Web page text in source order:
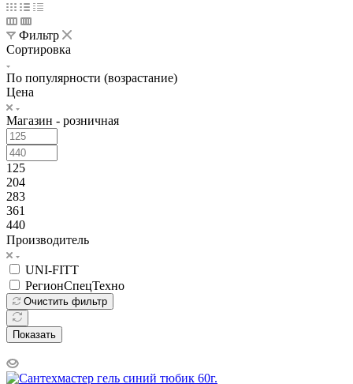
Фильтр
Сортировка
По популярности (возрастание)
Цена
Магазин - розничная
125
204
283
361
440
Производитель
UNI-FITT
РегионСпецТехно
Очистить фильтр
Показать